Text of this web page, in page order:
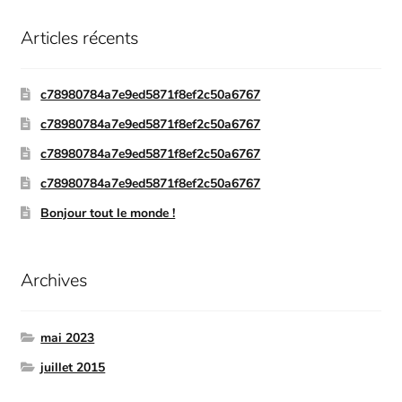
Articles récents
c78980784a7e9ed5871f8ef2c50a6767
c78980784a7e9ed5871f8ef2c50a6767
c78980784a7e9ed5871f8ef2c50a6767
c78980784a7e9ed5871f8ef2c50a6767
Bonjour tout le monde !
Archives
mai 2023
juillet 2015